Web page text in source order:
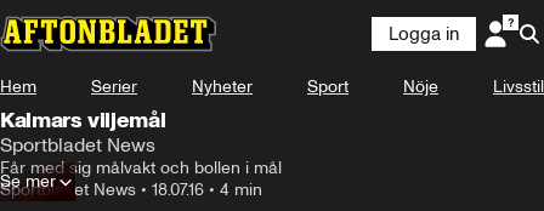
Logga in
Hem Serier Nyheter Sport Nöje Livsstil
Kalmars viljemål
Sportbladet News
Får med sig målvakt och bollen i mål
Sportbladet News • 18.07.16 • 4 min
Se mer